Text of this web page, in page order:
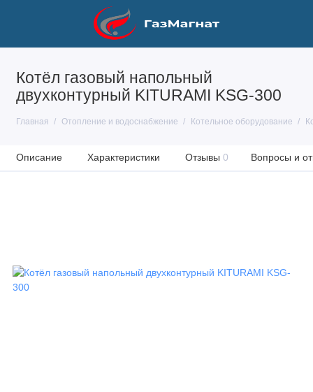
Котёл газовый напольный
двухконтурный KITURAMI KSG-300
Главная Отопление и водоснабжение Котельное оборудование
Описание Характеристики Отзывы 0 Вопросы и